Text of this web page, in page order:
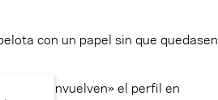
con un papel sin que quedasen
que «envuelven» el perfil en